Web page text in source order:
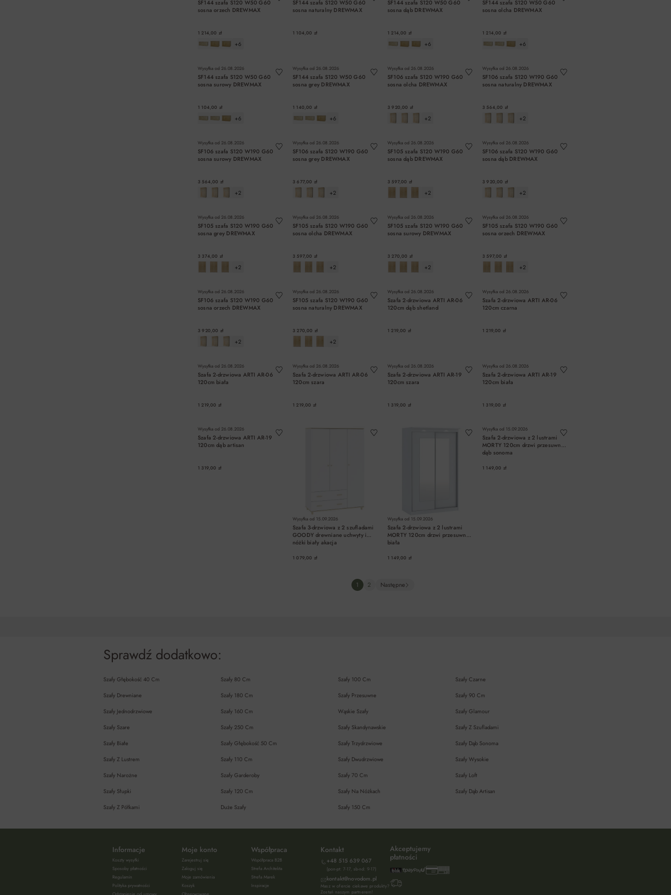
SF144 szafa S120 W50 G60
sosna orzech DREWMAX
1 214,00 zł
+6
SF144 szafa S120 W50 G60
sosna naturalny DREWMAX
1 104,00 zł
SF144 szafa S120 W50 G60
sosna dąb DREWMAX
1 214,00 zł
+6
SF144 szafa S120 W50 G60
sosna olcha DREWMAX
1 214,00 zł
+6
Wysyłka od 26.08.2026
SF144 szafa S120 W50 G60
sosna surowy DREWMAX
1 104,00 zł
+6
Wysyłka od 26.08.2026
SF144 szafa S120 W50 G60
sosna grey DREWMAX
1 140,00 zł
+6
Wysyłka od 26.08.2026
SF106 szafa S120 W190 G60
sosna olcha DREWMAX
3 920,00 zł
+2
Wysyłka od 26.08.2026
SF106 szafa S120 W190 G60
sosna naturalny DREWMAX
3 564,00 zł
+2
Wysyłka od 26.08.2026
SF106 szafa S120 W190 G60
sosna surowy DREWMAX
3 564,00 zł
+2
Wysyłka od 26.08.2026
SF106 szafa S120 W190 G60
sosna grey DREWMAX
3 677,00 zł
+2
Wysyłka od 26.08.2026
SF105 szafa S120 W190 G60
sosna dąb DREWMAX
3 597,00 zł
+2
Wysyłka od 26.08.2026
SF106 szafa S120 W190 G60
sosna dąb DREWMAX
3 920,00 zł
+2
Wysyłka od 26.08.2026
SF105 szafa S120 W190 G60
sosna grey DREWMAX
3 374,00 zł
+2
Wysyłka od 26.08.2026
SF105 szafa S120 W190 G60
sosna olcha DREWMAX
3 597,00 zł
+2
Wysyłka od 26.08.2026
SF105 szafa S120 W190 G60
sosna surowy DREWMAX
3 270,00 zł
+2
Wysyłka od 26.08.2026
SF105 szafa S120 W190 G60
sosna orzech DREWMAX
3 597,00 zł
+2
Wysyłka od 26.08.2026
SF106 szafa S120 W190 G60
sosna orzech DREWMAX
3 920,00 zł
+2
Wysyłka od 26.08.2026
SF105 szafa S120 W190 G60
sosna naturalny DREWMAX
3 270,00 zł
+2
Wysyłka od 26.08.2026
Szafa 2-drzwiowa ARTI AR-06
120cm dąb shetland
1 219,00 zł
Wysyłka od 26.08.2026
Szafa 2-drzwiowa ARTI AR-06
120cm czarna
1 219,00 zł
Wysyłka od 26.08.2026
Szafa 2-drzwiowa ARTI AR-06
120cm biała
1 219,00 zł
Wysyłka od 26.08.2026
Szafa 2-drzwiowa ARTI AR-06
120cm szara
1 219,00 zł
Wysyłka od 26.08.2026
Szafa 2-drzwiowa ARTI AR-19
120cm szara
1 319,00 zł
Wysyłka od 26.08.2026
Szafa 2-drzwiowa ARTI AR-19
120cm biała
1 319,00 zł
Wysyłka od 26.08.2026
Szafa 2-drzwiowa ARTI AR-19
120cm dąb artisan
1 319,00 zł
Wysyłka od 15.09.2026
Szafa 3-drzwiowa z 2 szufladami
GOODY drewniane uchwyty i
nóżki biały akacja
1 079,00 zł
Wysyłka od 15.09.2026
Szafa 2-drzwiowa z 2 lustrami
MORTY 120cm drzwi przesuwne
biała
1 149,00 zł
Wysyłka od 15.09.2026
Szafa 2-drzwiowa z 2 lustrami
MORTY 120cm drzwi przesuwne
dąb sonoma
1 149,00 zł
1 2 Następne
Sprawdź dodatkowo:
Szafy Głębokość 40 Cm Szafy 80 Cm Szafy 100 Cm
Szafy Czarne
Szafy Drewniane
Szafy 180 Cm Szafy Przesuwne
Szafy 90 Cm
Szafy Jednodrzwiowe
Szafy 160 Cm Wąskie Szafy
Szafy Glamour
Szafy Szare
Szafy 250 Cm Szafy Skandynawskie
Szafy Z Szufladami
Szafy Białe
Szafy Głębokość 50 Cm Szafy Trzydrzwiowe
Szafy Dąb Sonoma
Szafy Z Lustrem
Szafy 110 Cm Szafy Dwudrzwiowe
Szafy Wysokie
Szafy Narożne
Szafy Garderoby Szafy 70 Cm
Szafy Loft
Szafy Słupki
Szafy 120 Cm Szafy Na Nóżkach
Szafy Dąb Artisan
Szafy Z Półkami
Duże Szafy Szafy 150 Cm
Informacje
Koszty wysyłki
Sposoby płatności
Regulamin
Polityka prywatności
Moje konto
Zarejestruj się
Zaloguj się
Moje zamówienia
Koszyk
Współpraca
Współpraca B2B
Strefa Architekta
Strefa Marek
Inspiracje
Kontakt
+48 515 639 067
(pon-pt: 7-17, sb-nd: 9-17)
kontakt@novodom.pl
Masz w ofercie ciekawe produkty?
Zostań naszym partnerem!
Akceptujemy
płatności